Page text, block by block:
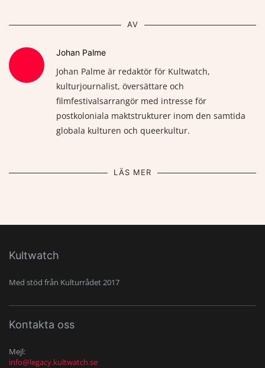
AV
Johan Palme
Johan Palme är redaktör för Kultwatch,
kulturjournalist, översättare och
filmfestivalsarrangör med intresse för
postkoloniala maktstrukturer inom den samtida
globala kulturen och queerkultur.
LÄS MER
Kultwatch
Med stöd från Kulturrådet 2017
Kontakta oss
Mejl:
info@legacy.kultwatch.se